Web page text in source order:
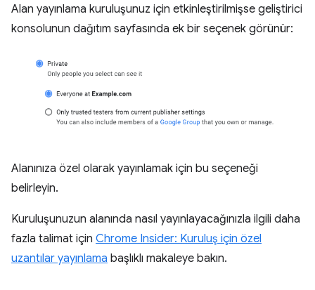
Alan yayınlama kuruluşunuz için etkinleştirilmişse geliştirici
konsolunun dağıtım sayfasında ek bir seçenek görünür:
Alanınıza özel olarak yayınlamak için bu seçeneği
belirleyin.
Kuruluşunuzun alanında nasıl yayınlayacağınızla ilgili daha
fazla talimat için Chrome Insider: Kuruluş için özel
uzantılar yayınlama başlıklı makaleye bakın.